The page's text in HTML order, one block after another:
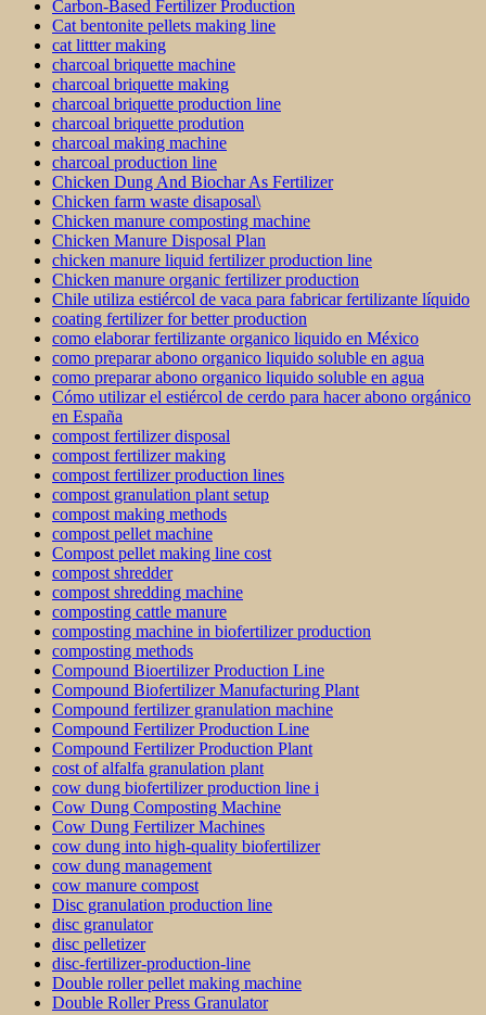
Carbon-Based Fertilizer Production
Cat bentonite pellets making line
cat littter making
charcoal briquette machine
charcoal briquette making
charcoal briquette production line
charcoal briquette prodution
charcoal making machine
charcoal production line
Chicken Dung And Biochar As Fertilizer
Chicken farm waste disaposal\
Chicken manure composting machine
Chicken Manure Disposal Plan
chicken manure liquid fertilizer production line
Chicken manure organic fertilizer production
Chile utiliza estiércol de vaca para fabricar fertilizante líquido
coating fertilizer for better production
como elaborar fertilizante organico liquido en México
como preparar abono organico liquido soluble en agua
como preparar abono organico liquido soluble en agua
Cómo utilizar el estiércol de cerdo para hacer abono orgánico
en España
compost fertilizer disposal
compost fertilizer making
compost fertilizer production lines
compost granulation plant setup
compost making methods
compost pellet machine
Compost pellet making line cost
compost shredder
compost shredding machine
composting cattle manure
composting machine in biofertilizer production
composting methods
Compound Bioertilizer Production Line
Compound Biofertilizer Manufacturing Plant
Compound fertilizer granulation machine
Compound Fertilizer Production Line
Compound Fertilizer Production Plant
cost of alfalfa granulation plant
cow dung biofertilizer production line i
Cow Dung Composting Machine
Cow Dung Fertilizer Machines
cow dung into high-quality biofertilizer
cow dung management
cow manure compost
Disc granulation production line
disc granulator
disc pelletizer
disc-fertilizer-production-line
Double roller pellet making machine
Double Roller Press Granulator